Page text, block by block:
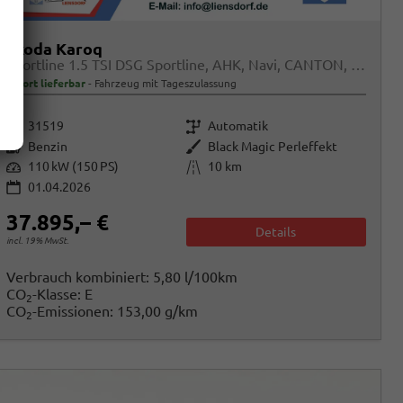
Skoda Karoq
Sportline 1.5 TSI DSG Sportline, AHK, Navi, CANTON, Matrix, AreaView, Side, Kamera, el. Klappe, FS-beheizbar
sofort lieferbar Fahrzeug mit Tageszulassung
31519 Getriebe Automatik
Kraftstoff Benzin Außenfarbe Black Magic Perleffekt
Leistung 110 kW (150 PS) Kilometerstand
10 km
01.04.2026
37.895,– €
incl. 19% MwSt.
Details
Verbrauch kombiniert: 5,80 l/100km
CO2-Klasse: E
CO2-Emissionen: 153,00 g/km